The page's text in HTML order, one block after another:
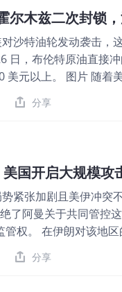
木兹二次封锁
沙特油轮发动袭击，
日，布伦特原油直接
美元以上。 图片 随着
则暴涨，但是美伊之
件让人不禁想到：
何？ D Prime 认为
响也不容小视。 一、
可以把此前的事件
解备忘录的签订，油
100 美元。 但是，D
落到 80 美元的价位
路线，各国也紧急释
给增加了 900 万桶/天
分享
国开启大规模攻
紧张加剧且美伊冲突
了阿曼关于共同管控
权。 在伊朗对该地
后再次引发更广泛的
作机制更为永久且具
分享